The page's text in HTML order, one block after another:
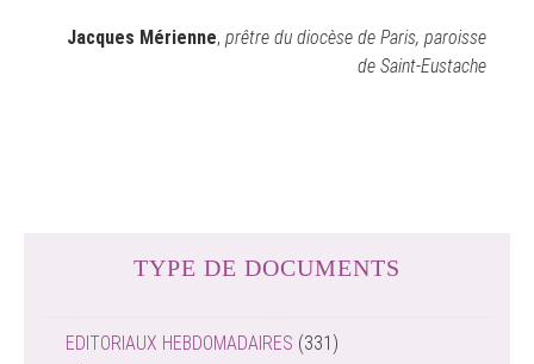
Jacques Mérienne, prêtre du diocèse de Paris, paroisse
de Saint-Eustache
TYPE DE DOCUMENTS
EDITORIAUX HEBDOMADAIRES (331)